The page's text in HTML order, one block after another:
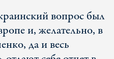
вопрос был
и, желательно, в
да и весь